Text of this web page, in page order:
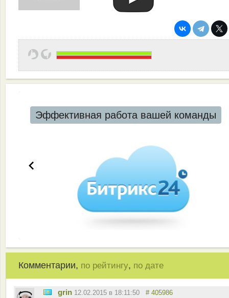
Эффективная работа вашей команды
Комментарии, по рейтингу, по дате
grin 12.02.2015 в 18:11:50 # 405986